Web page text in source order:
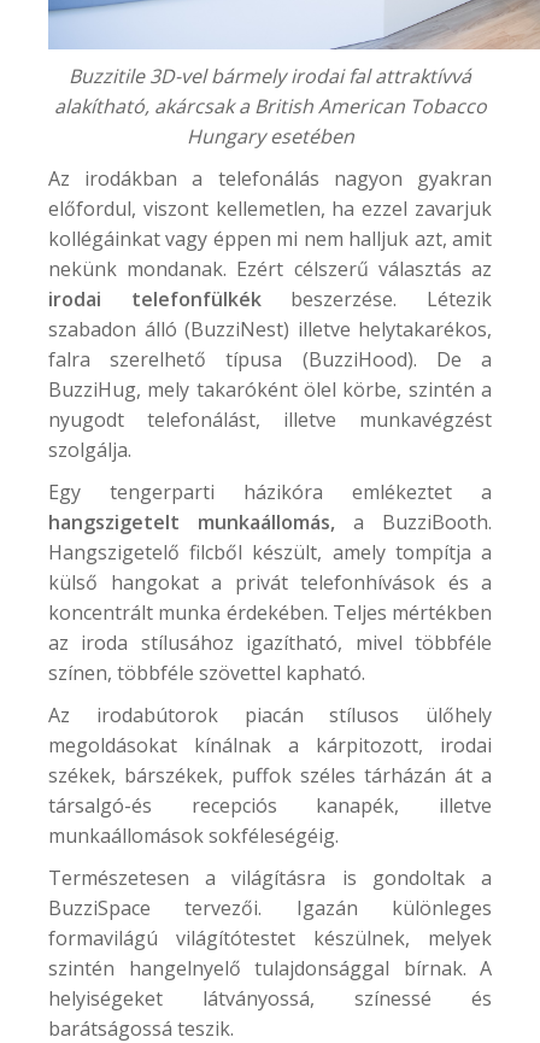
Buzzitile 3D-vel bármely irodai fal attraktívvá
alakítható, akárcsak a British American Tobacco
Hungaryesetében
Az irodákban a telefonálás nagyon gyakran
előfordul, viszont kellemetlen, ha ezzel zavarjuk
kollégáinkat vagy éppen mi nem halljuk azt, amit
nekünk mondanak. Ezért célszerű választás az
irodai telefonfülkékbeszerzése. Létezik
szabadon álló (BuzziNest) illetve helytakarékos,
falra szerelhető típusa (BuzziHood). De a
BuzziHug, mely takaróként ölel körbe, szintén a
nyugodt telefonálást, illetve munkavégzést
szolgálja.
Egy tengerparti házikóra emlékeztet a
hangszigetelt munkaállomás, a BuzziBooth.
Hangszigetelő filcből készült, amely tompítja a
külső hangokat a privát telefonhívások és a
koncentrált munka érdekében. Teljes mértékben
az iroda stílusához igazítható, mivel többféle
színen, többféle szövettel kapható.
Az irodabútorok piacán stílusos ülőhely
megoldásokat kínálnak a kárpitozott, irodai
székek, bárszékek, puffok széles tárházán át a
társalgó-és recepciós kanapék, illetve
munkaállomások sokféleségéig.
Természetesen a világításra is gondoltak a
BuzziSpace tervezői. Igazán különleges
formavilágú világítótestet készülnek, melyek
szintén hangelnyelő tulajdonsággal bírnak. A
helyiségeket látványossá, színessé és
barátságossá teszik.